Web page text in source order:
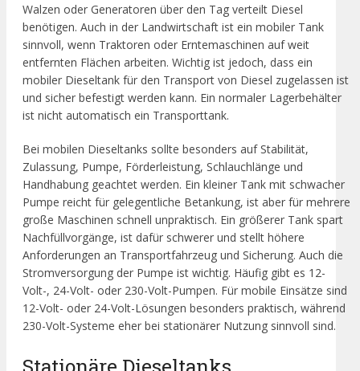
Walzen oder Generatoren über den Tag verteilt Diesel
benötigen. Auch in der Landwirtschaft ist ein mobiler Tank
sinnvoll, wenn Traktoren oder Erntemaschinen auf weit
entfernten Flächen arbeiten. Wichtig ist jedoch, dass ein
mobiler Dieseltank für den Transport von Diesel zugelassen ist
und sicher befestigt werden kann. Ein normaler Lagerbehälter
ist nicht automatisch ein Transporttank.
Bei mobilen Dieseltanks sollte besonders auf Stabilität,
Zulassung, Pumpe, Förderleistung, Schlauchlänge und
Handhabung geachtet werden. Ein kleiner Tank mit schwacher
Pumpe reicht für gelegentliche Betankung, ist aber für mehrere
große Maschinen schnell unpraktisch. Ein größerer Tank spart
Nachfüllvorgänge, ist dafür schwerer und stellt höhere
Anforderungen an Transportfahrzeug und Sicherung. Auch die
Stromversorgung der Pumpe ist wichtig. Häufig gibt es 12-
Volt-, 24-Volt- oder 230-Volt-Pumpen. Für mobile Einsätze sind
12-Volt- oder 24-Volt-Lösungen besonders praktisch, während
230-Volt-Systeme eher bei stationärer Nutzung sinnvoll sind.